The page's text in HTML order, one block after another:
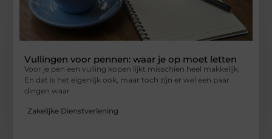
Vullingen voor pennen: waar je op moet letten
Voor je pen een vulling kopen lijkt misschien heel makkelijk,
En dat is het eigenlijk ook, maar toch zijn er wel een paar
dingen waar
Zakelijke Dienstverlening